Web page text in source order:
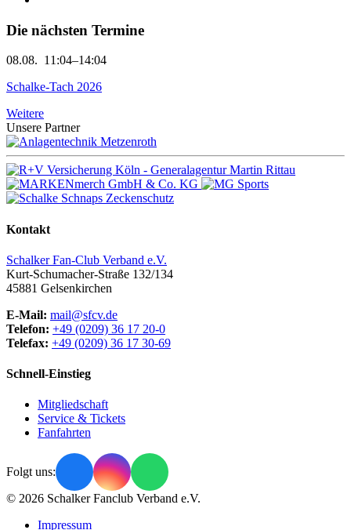
Die nächsten Termine
08.08. 11:04–14:04
Schalke-Tach 2026
Weitere
Unsere Partner
Kontakt
Schalker Fan-Club Verband e.V.
Kurt-Schumacher-Straße 132/134
45881 Gelsenkirchen
E-Mail: mail@sfcv.de
Telefon: +49 (0209) 36 17 20-0
Telefax: +49 (0209) 36 17 30-69
Schnell-Einstieg
Mitgliedschaft
Service & Tickets
Fanfahrten
Folgt uns:
© 2026 Schalker Fanclub Verband e.V.
Impressum